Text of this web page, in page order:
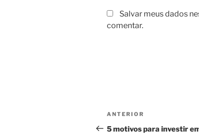
Salvar meus dados
comentar.
Navegação
de
Post
anterior
ANTERIOR
5 motivos para investir